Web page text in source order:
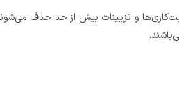
و تزیینات بیش از حد حذف